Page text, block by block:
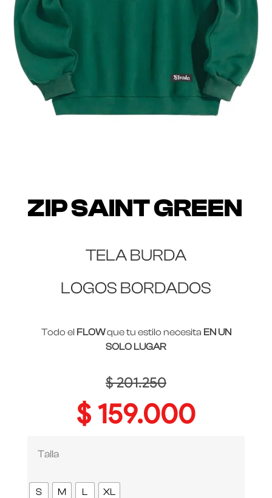
ZIP SAINT GREEN
TELA BURDA
LOGOS BORDADOS
Todo el FLOWque tu estilo necesita EN UN
SOLO LUGAR
$201.250
$ 159.000
Talla
S M L XL